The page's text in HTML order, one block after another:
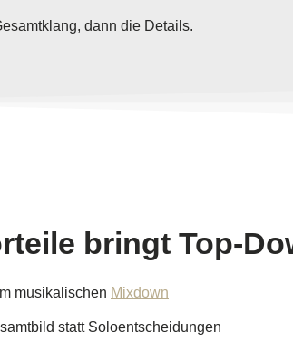
dann die Details.
bringt Top-
musikalischen Mixdown
statt Soloentscheidungen